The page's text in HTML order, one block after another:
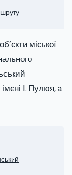
міської
І. Пулюя, а